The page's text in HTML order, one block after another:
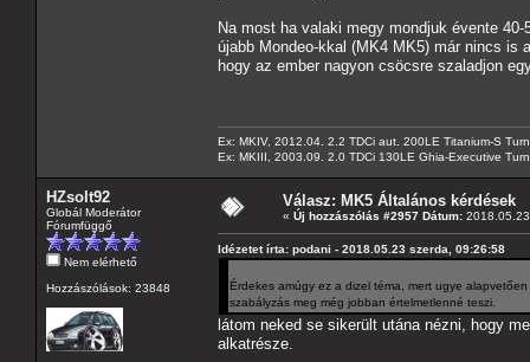
Na most ha valaki megy mondjuk évente
újabb Mondeo-kkal (MK4 MK5) már nincs is
hogy az ember nagyon csöcsre szaladjon
Ex: MKIV, 2012.04. 2.2 TDCi aut. 200LE Titanium-S
Ex: MKIII, 2003.09. 2.0 TDCi 130LE Ghia-Executive
HZsolt92
Globál Moderátor
Fórumfüggő
Nem elérhető
Hozzászólások: 23848
Válasz: MK5 Általános kérdések
« Új hozzászólás #2957 Dátum:
Idézetet írta: podani - 2018.05.23 szerda, 09:26:58
Érdekes amúgy ez a dizel téma, mert ugye
szabályzás meg még jobban értelmetlenné teszi.
látom neked se sikerült utána nézni, hogy
alkatrésze.